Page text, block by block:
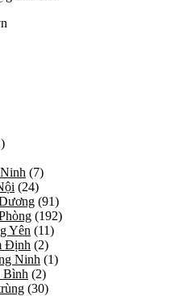
(7)
(24)
(91)
(192)
Yên (11)
Định (2)
Ninh (1)
Bình (2)
(30)